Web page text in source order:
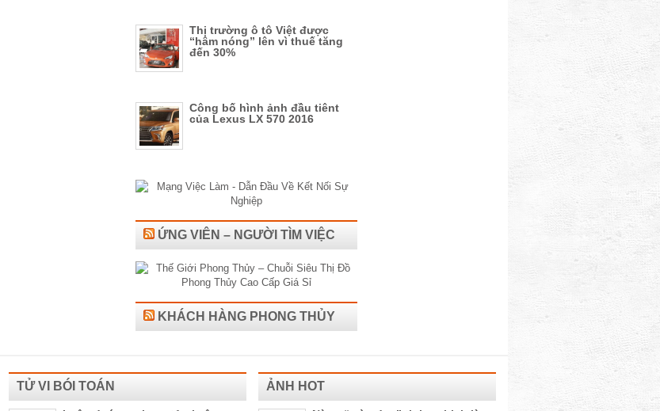
Thị trường ô tô Việt được
“hâm nóng” lên vì thuế tăng
đến 30%
Công bố hình ảnh đầu tiênt
của Lexus LX 570 2016
ỨNG VIÊN – NGƯỜI TÌM VIỆC
KHÁCH HÀNG PHONG THỦY
TỬ VI BÓI TOÁN ẢNH HOT